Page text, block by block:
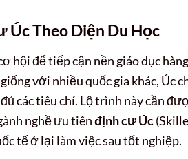
Theo Diện Du Học
hội để tiếp cận nền giáo dục
với nhiều quốc gia khác, Úc
các tiêu chí. Lộ trình này cần
nghề ưu tiênđịnh cư Úc
tế ở lại làm việc sau tốt nghiệp.